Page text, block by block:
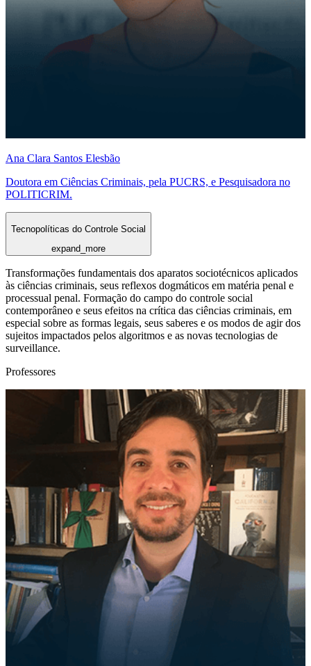
Ana Clara Santos Elesbão
Doutora em Ciências Criminais, pela PUCRS, e Pesquisadora no
POLITICRIM.
Tecnopolíticas do Controle Social
expand_more
Transformações fundamentais dos aparatos sociotécnicos aplicados
às ciências criminais, seus reflexos dogmáticos em matéria penal e
processual penal. Formação do campo do controle social
contemporâneo e seus efeitos na crítica das ciências criminais, em
especial sobre as formas legais, seus saberes e os modos de agir dos
sujeitos impactados pelos algoritmos e as novas tecnologias de
surveillance.
Professores